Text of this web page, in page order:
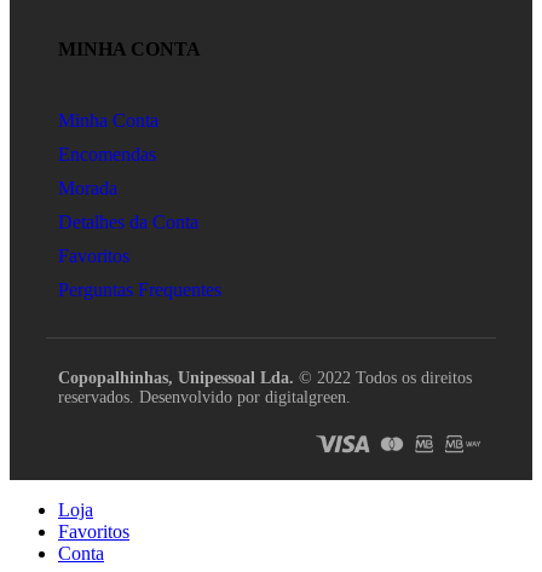
MINHA CONTA
Minha Conta
Encomendas
Morada
Detalhes da Conta
Favoritos
Perguntas Frequentes
Copopalhinhas, Unipessoal Lda. © 2022 Todos os direitos
reservados. Desenvolvido por digitalgreen.
Loja
Favoritos
Conta